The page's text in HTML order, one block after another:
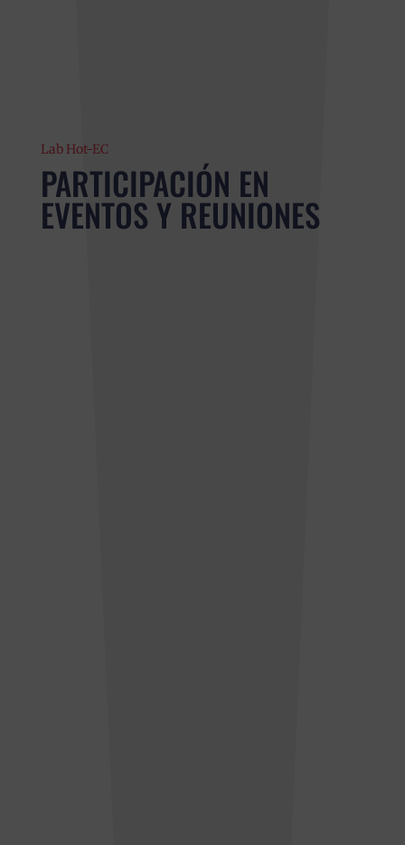
Lab Hot-EC
PARTICIPACIÓN EN
EVENTOS Y REUNIONES